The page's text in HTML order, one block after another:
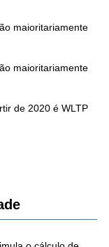
maioritariamente
maioritariamente
de 2020 é WLTP